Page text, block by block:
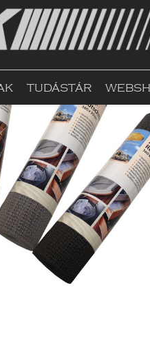
TUDÁSTÁR
Camp4 szabható